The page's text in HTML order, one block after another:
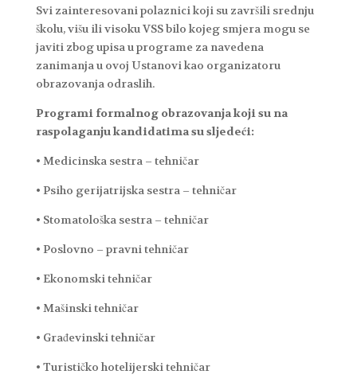
Svi zainteresovani polaznici koji su završili srednju
školu, višu ili visoku VSS bilo kojeg smjera mogu se
javiti zbog upisa u programe za navedena
zanimanja u ovoj Ustanovi kao organizatoru
obrazovanja odraslih.
Programi formalnog obrazovanja koji su na
raspolaganju kandidatima su sljedeći:
• Medicinska sestra – tehničar
• Psiho gerijatrijska sestra – tehničar
• Stomatološka sestra – tehničar
• Poslovno – pravni tehničar
• Ekonomski tehničar
• Mašinski tehničar
• Građevinski tehničar
• Turističko hotelijerski tehničar